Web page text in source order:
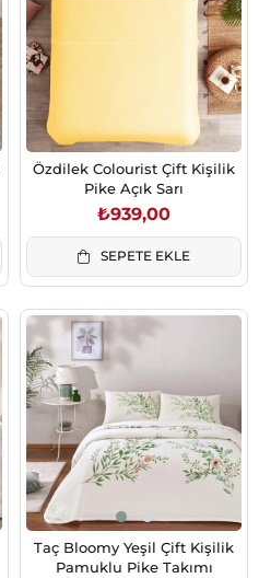
Özdilek Colourist Çift Kişilik
Pike Açık Sarı
₺939,00
SEPETE EKLE
Taç Bloomy Yeşil Çift Kişilik
Pamuklu Pike Takımı